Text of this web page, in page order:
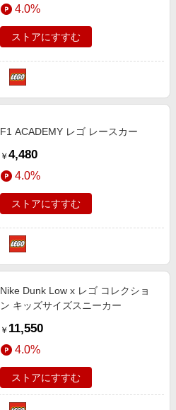
4.0%
ストアにすすむ
F1 ACADEMY レゴ レースカー
￥ 4,480
4.0%
ストアにすすむ
Nike Dunk Low x レゴ コレクショ
ン キッズサイズスニーカー
￥ 11,550
4.0%
ストアにすすむ